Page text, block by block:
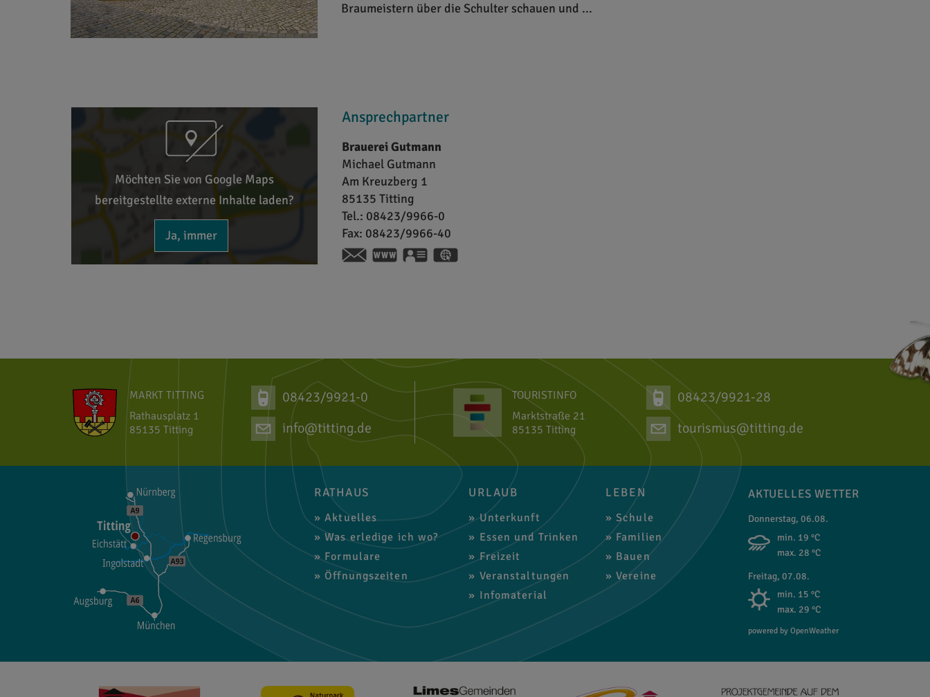
Braumeistern über die Schulter schauen und ...
Möchten Sie von Google Maps
bereitgestellte externe Inhalte laden?
Ja, immer
Ansprechpartner
Brauerei Gutmann
Michael Gutmann
Am Kreuzberg 1
85135 Titting
Tel.: 08423/9966-0
Fax: 08423/9966-40
www.brauerei-gutmann.de
vCard
MARKT TITTING
Rathausplatz 1
85135 Titting
08423/9921-0
info@titting.de
TOURISTINFO
Marktstraße 21
85135 Titting
08423/9921-28
tourismus@titting.de
RATHAUS
Aktuelles
Was erledige ich wo?
Formulare
Öffnungszeiten
URLAUB
Unterkunft
Essen und Trinken
Freizeit
Veranstaltungen
Infomaterial
LEBEN
Schule
Familien
Bauen
Vereine
AKTUELLES WETTER
Donnerstag, 06.08.
min. 19 °C
max. 28 °C
Freitag, 07.08.
min. 15 °C
max. 29 °C
powered by OpenWeather